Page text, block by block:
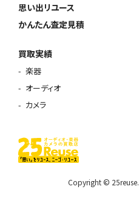
思い出リユース
かんたん査定見積
買取実績
楽器
オーディオ
カメラ
Copyright © 25reuse.